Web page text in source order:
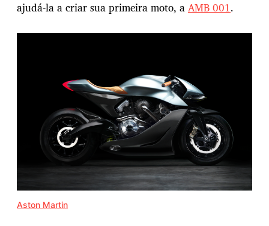
ajudá-la a criar sua primeira moto, aAMB 001.
Aston Martin